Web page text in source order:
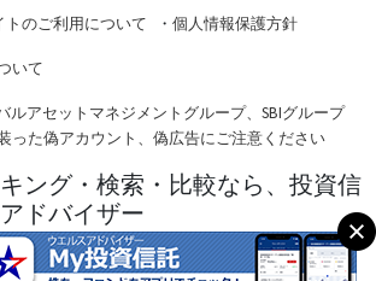
トのご利用について ・ 個人情報保護方針
いて
ルアセットマネジメントグループ、SBIグループ
った偽アカウント、偽広告にご注意ください
ング・検索・比較なら、投資信
ドバイザー
Advisor Co., Ltd. All Rights